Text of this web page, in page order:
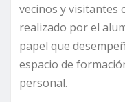
vecinos y visitantes
realizado por el
papel que
espacio de
personal.